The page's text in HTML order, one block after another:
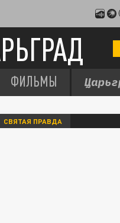
ФИЛЬМЫ
СВЯТАЯ ПРАВДА